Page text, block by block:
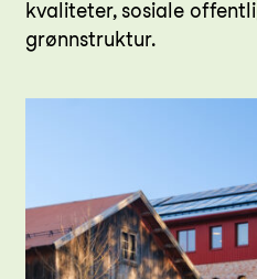
kvaliteter, sosiale
grønnstruktur.